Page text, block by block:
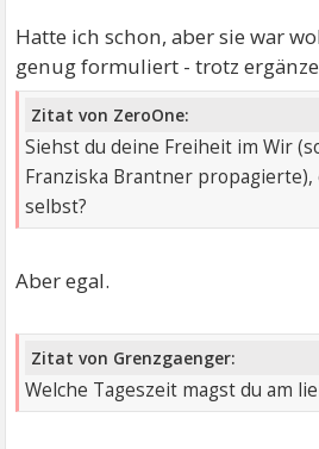
Hatte ich schon, aber sie war
genug formuliert - trotz
Zitat von ZeroOne:
Siehst du deine Freiheit im Wir
Franziska Brantner
selbst?
Aber egal.
Zitat von Grenzgaenger:
Welche Tageszeit magst du am